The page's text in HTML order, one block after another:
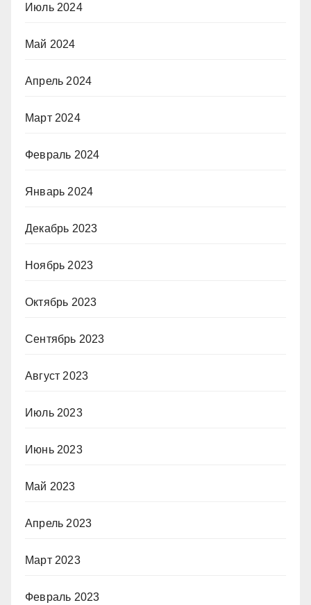
Июль 2024
Май 2024
Апрель 2024
Март 2024
Февраль 2024
Январь 2024
Декабрь 2023
Ноябрь 2023
Октябрь 2023
Сентябрь 2023
Август 2023
Июль 2023
Июнь 2023
Май 2023
Апрель 2023
Март 2023
Февраль 2023